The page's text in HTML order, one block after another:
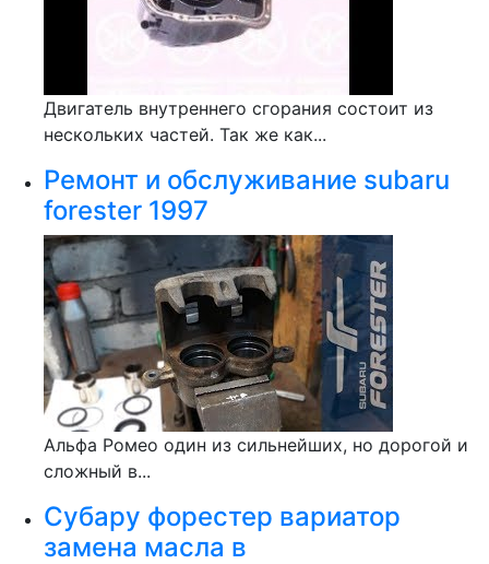
Двигатель внутреннего сгорания состоит из
нескольких частей. Так же как...
Ремонт и обслуживание subaru
forester 1997
Альфа Ромео один из сильнейших, но дорогой и
сложный в...
Субару форестер вариатор
замена масла в